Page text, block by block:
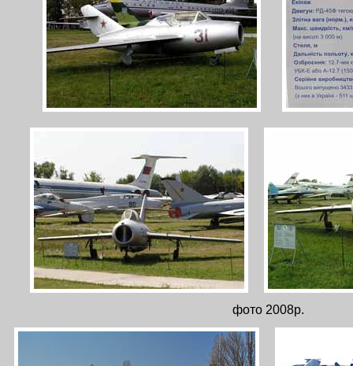
фото 2008р.